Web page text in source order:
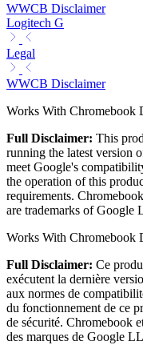
WWCB Disclaimer
Logitech G
Legal
WWCB Disclaimer
Works With Chromebook
Full Disclaimer: This
running the latest version
meet Google's
the operation of this
requirements.
are trademarks of Google
Works With Chromebook
Full Disclaimer: Ce
exécutent la dernière
aux normes de
du fonctionnement de ce
de sécurité. Chromebook
des marques de Google